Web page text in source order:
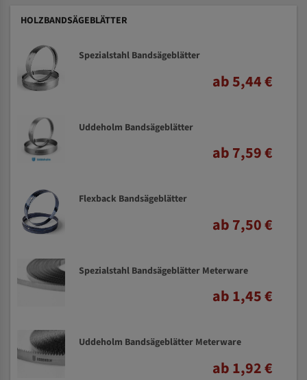
HOLZBANDSÄGEBLÄTTER
Spezialstahl Bandsägeblätter
ab 5,44 €
Uddeholm Bandsägeblätter
ab 7,59 €
Flexback Bandsägeblätter
ab 7,50 €
Spezialstahl Bandsägeblätter Meterware
ab 1,45 €
Uddeholm Bandsägeblätter Meterware
ab 1,92 €